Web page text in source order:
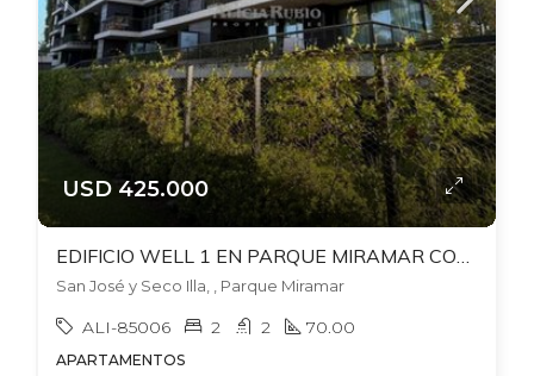
USD 425.000
San José y Seco Illa, , Parque Miramar
ALI-85006 2 2 70.00
APARTAMENTOS